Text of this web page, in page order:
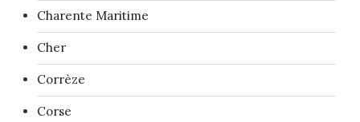
Charente Maritime
Cher
Corrèze
Corse